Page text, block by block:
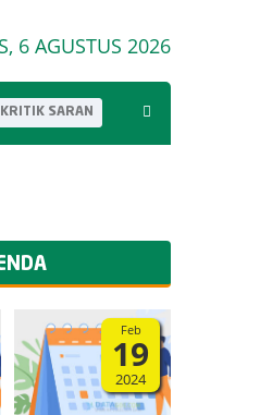
6 AGUSTUS 2026
KRITIK SARAN
Feb
19
2024